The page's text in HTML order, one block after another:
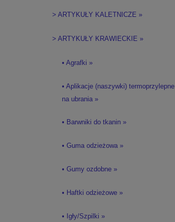
> ARTYKUŁY KALETNICZE »
> ARTYKUŁY KRAWIECKIE »
• Agrafki »
• Aplikacje (naszywki) termoprzylepne
na ubrania »
• Barwniki do tkanin »
• Guma odzieżowa »
• Gumy ozdobne »
• Haftki odzieżowe »
• Igły/Szpilki »